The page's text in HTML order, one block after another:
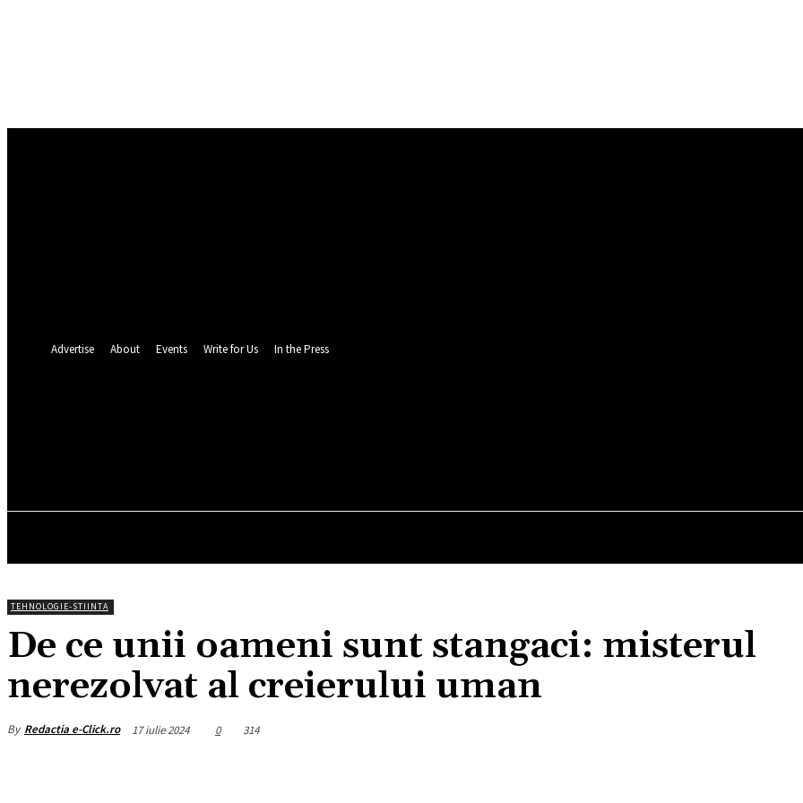
Advertise About Events Write for Us In the Press
TEHNOLOGIE-STIINTA
De ce unii oameni sunt stangaci: misterul
nerezolvat al creierului uman
By Redactia e-Click.ro 17 iulie 2024 0 314